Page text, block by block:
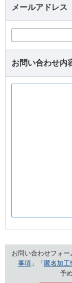
メールアドレス
お問い合わせ内
お問い合わせフォー
事項」「 匿名加工
予